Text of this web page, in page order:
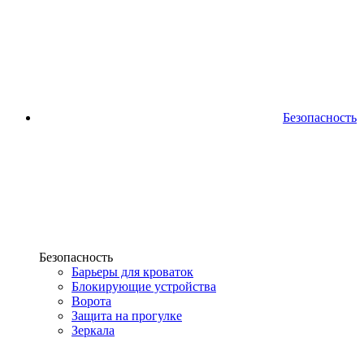
Безопасность
Безопасность
Барьеры для кроваток
Блокирующие устройства
Ворота
Защита на прогулке
Зеркала